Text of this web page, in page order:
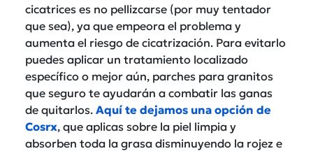
cicatrices es no pellizcarse (por muy tentador
que sea), ya que empeora el problema y
aumenta el riesgo de cicatrización. Para evitarlo
puedes aplicar un tratamiento localizado
específico o mejor aún, parches para granitos
que seguro te ayudarán a combatir las ganas
de quitarlos. Aquí te dejamos una opción de
Cosrx, que aplicas sobre la piel limpia y
absorben toda la grasa disminuyendo la rojez e